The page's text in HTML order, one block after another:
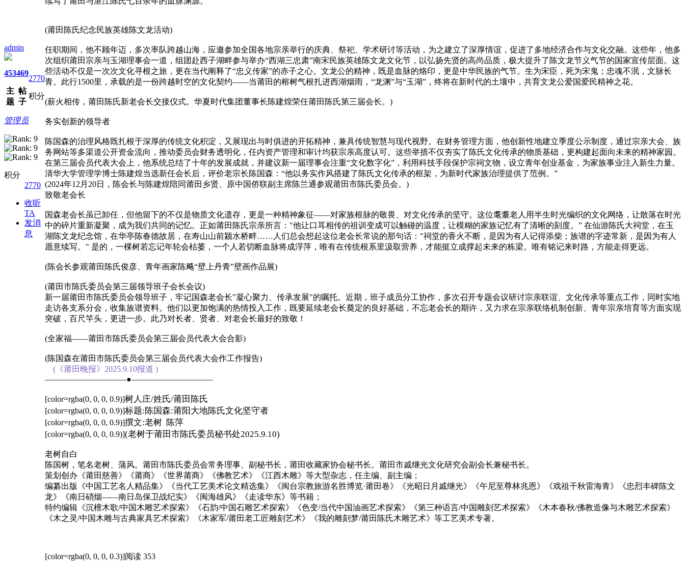
admin
453
主
题
469
帖
子
2770
积分
管理员
积分
2770
收听
TA
发消
息
(莆田陈氏纪念民族英雄陈文龙活动)
任职期间，他不顾年迈，多次率队跨越山海，应邀参加全国各地宗亲举行的庆典、祭祀、学术研讨等活动，为之建立了深厚情谊，促进了多地经济合作与文化交融。这些年，他多
次组织莆田宗亲与玉湖理事会一道，组团赴西子湖畔参与举办“西湖三忠肃”南宋民族英雄陈文龙文化节，以弘扬先贤的高尚品质，极大提升了陈文龙节义气节的国家宣传层面。这
些活动不仅是一次次文化寻根之旅，更在当代阐释了“忠义传家”的赤子之心。文龙公的精神，既是血脉的烙印，更是中华民族的气节。生为宋臣，死为宋鬼；忠魂不泯，文脉长
青。此行1500里，承载的是一份跨越时空的文化契约——当莆田的榕树气根扎进西湖烟雨，“龙渊”与“玉湖”，终将在新时代的土壤中，共育文龙公爱国爱民精神之花。
(薪火相传，莆田陈氏新老会长交接仪式。华夏时代集团董事长陈建煌荣任莆田陈氏第三届会长。)
务实创新的领导者‌
陈国森的治理风格既扎根于深厚的传统文化积淀，又展现出与时俱进的开拓精神，兼具传统智慧与现代视野。在财务管理方面，他创新性地建立季度公示制度，通过宗亲大会、族
务网站等多渠道公开资金流向，推动委员会财务透明化，任内资产管理和审计均获宗亲高度认可‌。这些举措不仅夯实了陈氏文化传承的物质基础，更构建起面向未来的精神家园。
在第三届会员代表大会上，他系统总结了十年的发展成就，并建议新一届理事会注重“文化数字化”，利用科技手段保护宗祠文物，设立青年创业基金，为家族事业注入新生力量‌。
清华大学管理学博士陈建煌当选新任会长后，评价老宗长陈国森：“他以务实作风搭建了陈氏文化传承的框架，为新时代家族治理提供了范例。”‌
‌(2024年12月20日，陈会长与陈建煌陪同莆田乡贤、原中国侨联副主席陈兰通参观莆田市陈氏委员会。)
致敬老会长
国森老会长虽已卸任，但他留下的不仅是物质文化遗存，更是一种精神象征——对家族根脉的敬畏、对文化传承的坚守。这位耄耋老人用半生时光编织的文化网络，让散落在时光
中的碎片重新凝聚，成为我们共同的记忆。正如莆田陈氏宗亲所言："他让口耳相传的祖训变成可以触碰的温度，让模糊的家族记忆有了清晰的刻度。” 在仙游陈氏大祠堂，在玉
湖陈文龙纪念馆，在华亭陈春德故居，在寿山山前颍水桥畔……人们总会想起这位老会长常说的那句话："祠堂的香火不断，是因为有人记得添柴；族谱的字迹常新，是因为有人
愿意续写。" 是的，一棵树若忘记年轮会枯萎，一个人若切断血脉将成浮萍，唯有在传统根系里汲取营养，才能挺立成撑起未来的栋梁。唯有铭记来时路，方能走得更远。
(陈会长参观莆田陈氏俊彦、青年画家陈飚“壁上丹青”壁画作品展)
(莆田市陈氏委员会第三届领导班子会长会议)
新一届莆田市陈氏委员会领导班子，牢记国森老会长"凝心聚力、传承发展"的嘱托。近期，班子成员分工协作，多次召开专题会议研讨宗亲联谊、文化传承等重点工作，同时实地
走访各支系分会，收集族谱资料。他们以更加饱满的热情投入工作，既要延续老会长奠定的良好基础，不忘老会长的期许，又力求在宗亲联络机制创新、青年宗亲培育等方面实现
突破，百尺竿头，更进一步。此乃对长者、贤者、对老会长最好的致敬！
(全家福——莆田市陈氏委员会第三届会员代表大会合影)
(陈国森在莆田市陈氏委员会第三届会员代表大会作工作报告)
(《莆田晚报》2025.9.10报道 )
——————————●——————————
[color=rgba(0, 0, 0, 0.9)]树人庄/姓氏/莆田陈氏
[color=rgba(0, 0, 0, 0.9)]标题:陈国森:莆阳大地陈氏文化坚守者
[color=rgba(0, 0, 0, 0.9)]撰文:老树 陈萍
[color=rgba(0, 0, 0, 0.9)](老树于莆田市陈氏委员秘书处2025.9.10)
老树自白
陈国树，笔名老树、蒲风。莆田市陈氏委员会常务理事、副秘书长，莆田收藏家协会秘书长。莆田市戚继光文化研究会副会长兼秘书长。
策划创办《莆田慈善》《莆商》《世界莆商》《佛教艺术》《江西木雕》等大型杂志，任主编、副主编；
编纂出版《中国工艺名人精品集》《当代工艺美术论文精选集》《闽台宗教旅游名胜博览·莆田卷》《光昭日月戚继光》《午尼至尊林兆恩》《戏祖干秋雷海青》《忠烈丰碑陈文
龙》《南日硝烟——南日岛保卫战纪实》《闽海雄风》《走读华东》等书籍；
特约编辑《沉檀木歌/中国木雕艺术探索》《石韵/中国石雕艺术探索》《色变/当代中国油画艺术探索》《第三种语言/中国雕刻艺术探索》《木本春秋/佛教造像与木雕艺术探索》
《木之灵/中国木雕与古典家具艺术探索》《木家军/莆田老工匠雕刻艺术》《我的雕刻梦/莆田陈氏木雕艺术》等工艺美术专著。
[color=rgba(0, 0, 0, 0.3)]阅读 353